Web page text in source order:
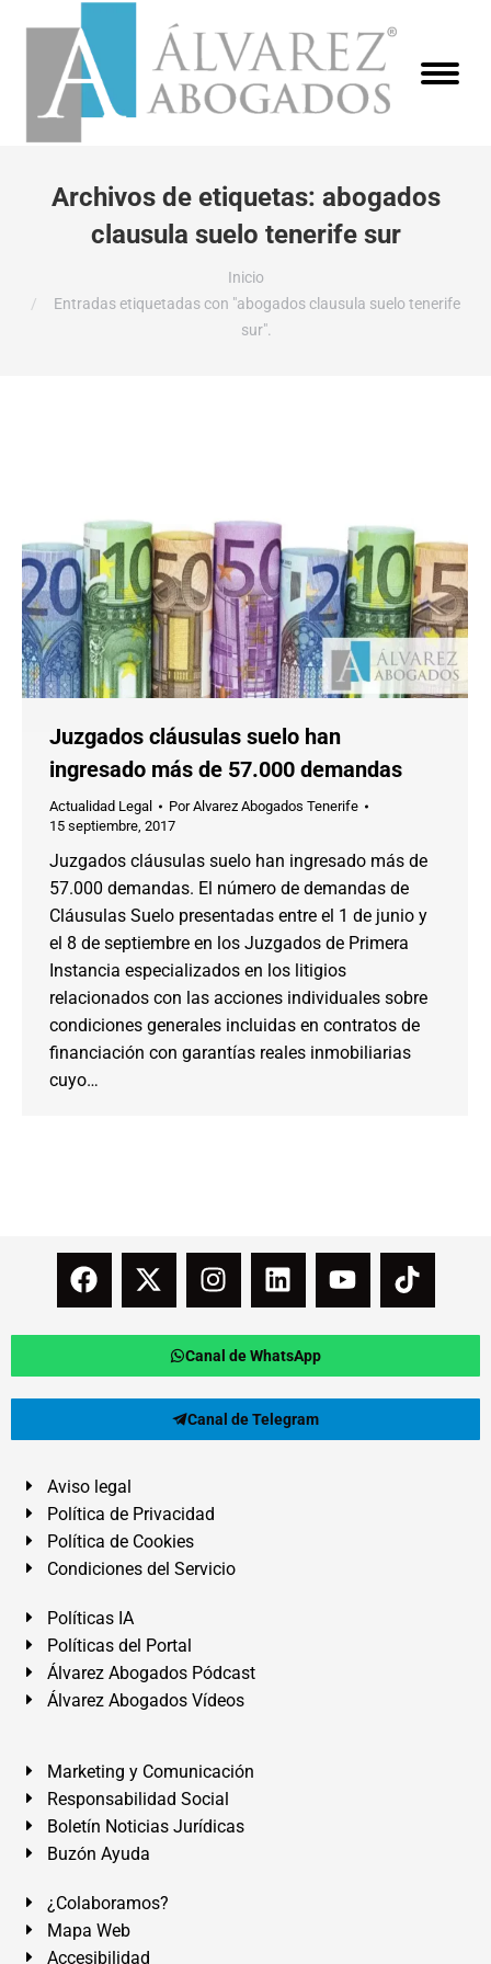
Archivos de etiquetas: abogados
clausula suelo tenerife sur
Inicio
Entradas etiquetadas con "abogados clausula suelo tenerife
sur".
Juzgados cláusulas suelo han
ingresado más de 57.000 demandas
Actualidad Legal PorAlvarez Abogados Tenerife
15 septiembre, 2017
Juzgados cláusulas suelo han ingresado más de
57.000 demandas. El número de demandas de
Cláusulas Suelo presentadas entre el 1 de junio y
el 8 de septiembre en los Juzgados de Primera
Instancia especializados en los litigios
relacionados con las acciones individuales sobre
condiciones generales incluidas en contratos de
financiación con garantías reales inmobiliarias
cuyo…
Canal de WhatsApp
Canal de Telegram
Aviso legal
Política de Privacidad
Política de Cookies
Condiciones del Servicio
Políticas IA
Políticas del Portal
Álvarez Abogados Pódcast
Álvarez Abogados Vídeos
Marketing y Comunicación
Responsabilidad Social
Boletín Noticias Jurídicas
Buzón Ayuda
¿Colaboramos?
Mapa Web
Accesibilidad